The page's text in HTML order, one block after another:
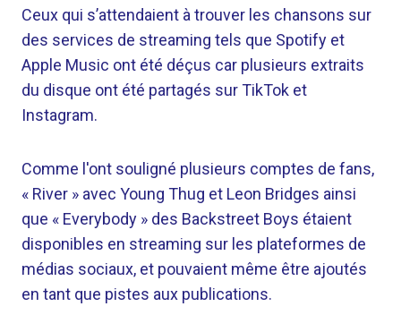
Ceux qui s’attendaient à trouver les chansons sur
des services de streaming tels que Spotify et
Apple Music ont été déçus car plusieurs extraits
du disque ont été partagés sur TikTok et
Instagram.
Comme l'ont souligné plusieurs comptes de fans,
« River » avec Young Thug et Leon Bridges ainsi
que « Everybody » des Backstreet Boys étaient
disponibles en streaming sur les plateformes de
médias sociaux, et pouvaient même être ajoutés
en tant que pistes aux publications.